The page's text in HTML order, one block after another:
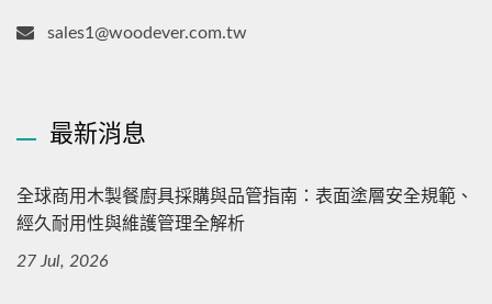
sales1@woodever.com.tw
最新消息
全球商用木製餐廚具採購與品管指南：表面塗層安全規範、
經久耐用性與維護管理全解析
27 Jul, 2026